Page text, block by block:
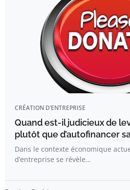
CRÉATION D’ENTREPRISE
Quand est-il judicieux de
plutôt que d’autofinancer
Dans le contexte économique
d’entreprise se révèle…